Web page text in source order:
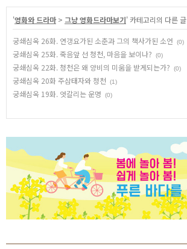
'영화와 드라마> 그냥 영화드라마보기' 카테고리의 다른 글
궁쇄심옥 26화. 연갱요가된 소춘과 그의 책사가된 소언 (0)
궁쇄심옥 25화. 죽음앞 선 청천, 마음을 보이나? (0)
궁쇄심옥 22화. 청천은 왜 양비의 미움을 받게되는가? (0)
궁쇄심옥 20화 주삼태자와 청천 (1)
궁쇄심옥 19화. 엇갈리는 운명 (0)